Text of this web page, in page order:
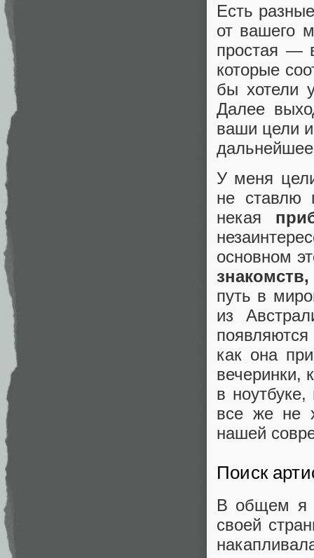
Есть
от вашего
простая —
которые
бы хотели
Далее
ваши цели
У меня
не ставлю
некая
основном
путь в
из
как она
вечеринки,
в
все же не
нашей
Поиск
В общем я
своей